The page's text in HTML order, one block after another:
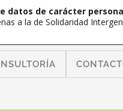
datos de carácter
a la de Solidaridad